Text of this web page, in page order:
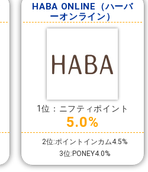
HABA ONLINE（ハーバ
ーオンライン）
1位：ニフティポイント
5.0%
2位:ポイントインカム4.5%
3位:PONEY4.0%